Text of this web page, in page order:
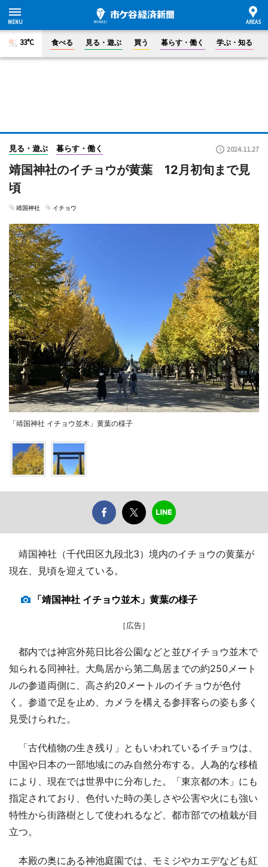
33°C 食べる 見る・遊ぶ 買う 暮らす・働く 学ぶ・知る
見る・遊ぶ 暮らす・働く 2024.11.27
靖国神社のイチョウが黄葉 12月初旬まで見
頃
靖国神社 イチョウ
「靖国神社 イチョウ並木」黄葉の様子
靖国神社（千代田区九段北3）境内のイチョウの黄葉が
現在、見頃を迎えている。
「靖国神社 イチョウ並木」黄葉の様子
［広告］
都内では神宮外苑日比谷公園などと並びイチョウ並木で
知られる同神社。大鳥居から第二鳥居までの約250メート
ルの参道両側に、高さ約20メートルのイチョウが色付
く。参道で足を止め、カメラを構える参拝客らの姿も多く
見受けられた。
「古代植物の生き残り」ともいわれているイチョウは、
中国や日本の一部地域にのみ自然分布する。人為的な移植
により、現在では世界中に分布した。「東京都の木」にも
指定されており、色付いた時の美しさや公害や火にも強い
特性から街路樹として使われるなど、都市部での植栽が目
立つ。
本殿の奥にある神池庭園では、モミジやカエデなども紅